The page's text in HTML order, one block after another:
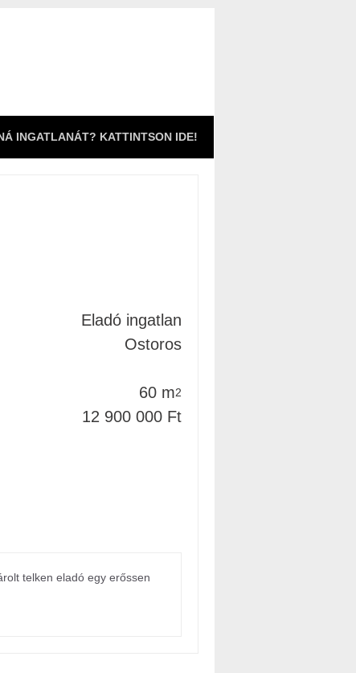
INGATLANÁT? KATTINTSON IDE!
Eladó ingatlan
Ostoros
60 m2
12 900 000 Ft
telken eladó egy erőssen